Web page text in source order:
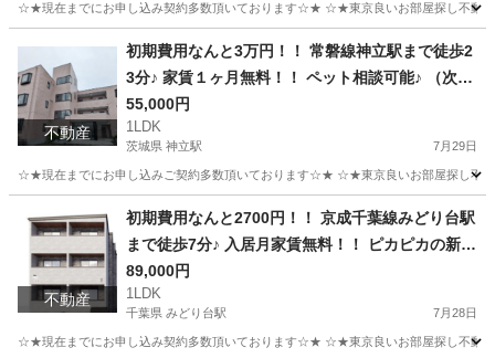
円） （次回更新予定日8月14日）
☆★現在までにお申し込み契約多数頂いております☆★ ☆★東京良いお部屋探し不動
黄金町駅 アパート 初期
不動産
初期費用なんと3万円！！ 常磐線神立駅まで徒歩2
3分♪ 家賃１ヶ月無料！！ ペット相談可能♪ （次回
更新予定日8月14日）
55,000円
1LDK
茨城県 神立駅 7月29日
☆★現在までにお申し込みご契約多数頂いております☆★ ☆★東京良いお部屋探し不
神立駅 マンション 無料
不動産
初期費用なんと2700円！！ 京成千葉線みどり台駅
まで徒歩7分♪ 入居月家賃無料！！ ピカピカの新築
です！！8月8日より入居可能 (次回更新予定日8月
14日）
89,000円
1LDK
千葉県 みどり台駅 7月28日
☆★現在までにお申し込み契約多数頂いております☆★ ☆★東京良いお部屋探し不動